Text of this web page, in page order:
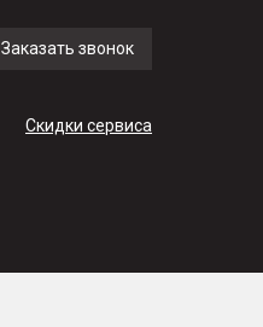
Заказать звонок
Скидки сервиса